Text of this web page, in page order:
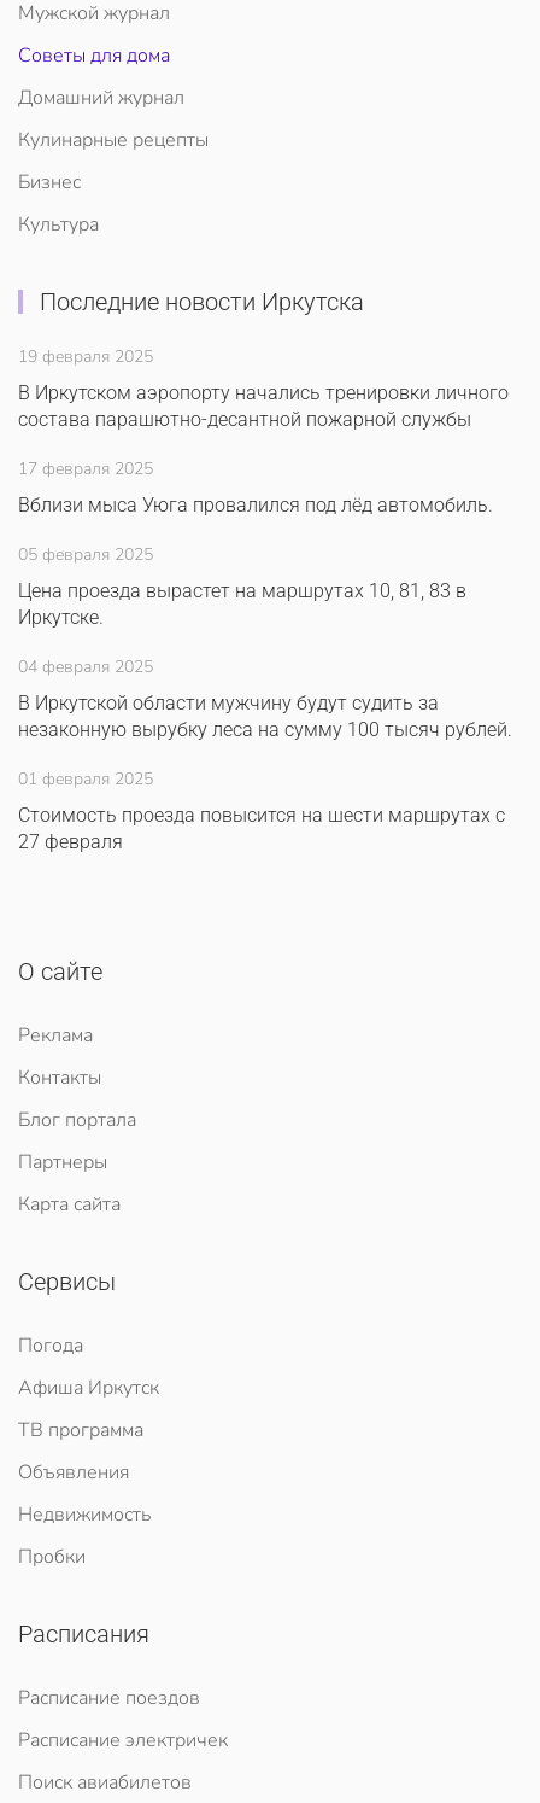
Мужской журнал
Советы для дома
Домашний журнал
Кулинарные рецепты
Бизнес
Культура
Последние новости Иркутска
19 февраля 2025
В Иркутском аэропорту начались тренировки личного
состава парашютно-десантной пожарной службы
17 февраля 2025
Вблизи мыса Уюга провалился под лёд автомобиль.
05 февраля 2025
Цена проезда вырастет на маршрутах 10, 81, 83 в
Иркутске.
04 февраля 2025
В Иркутской области мужчину будут судить за
незаконную вырубку леса на сумму 100 тысяч рублей.
01 февраля 2025
Стоимость проезда повысится на шести маршрутах с
27 февраля
О сайте
Реклама
Контакты
Блог портала
Партнеры
Карта сайта
Сервисы
Погода
Афиша Иркутск
ТВ программа
Объявления
Недвижимость
Пробки
Расписания
Расписание поездов
Расписание электричек
Поиск авиабилетов